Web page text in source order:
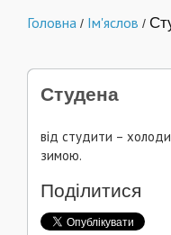
Головна / Ім'яслов /
Студена
від студити –
зимою.
Поділитися